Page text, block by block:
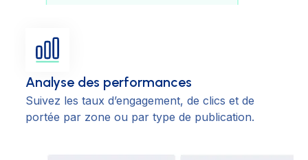
Analyse des performances
Suivez les taux d’engagement, de clics et de
portée par zone ou par type de publication.